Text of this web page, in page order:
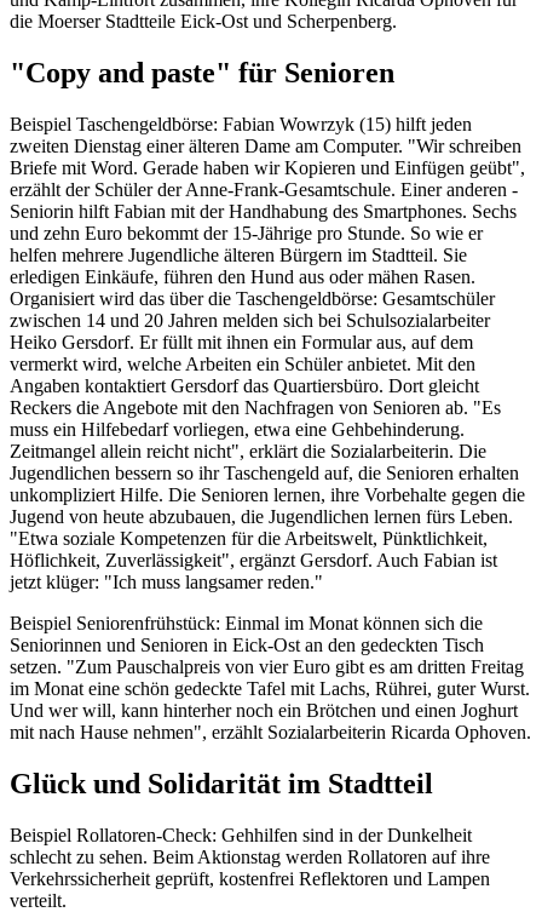
die Moerser Stadtteile Eick-Ost und Scherpenberg.
"Copy and paste" für Senioren
Beispiel Taschengeldbörse: Fabian Wowrzyk (15) hilft jeden
zweiten Dienstag einer älteren Dame am Computer. "Wir schreiben
Briefe mit Word. Gerade haben wir Kopieren und Einfügen geübt",
erzählt der Schüler der Anne-Frank-Gesamtschule. Einer anderen ­
Seniorin hilft Fabian mit der Handhabung des Smartphones. Sechs
und zehn Euro bekommt der 15-Jährige pro Stunde. So wie er
helfen mehrere Jugendliche älteren Bürgern im Stadtteil. Sie
erledigen Einkäufe, führen den Hund aus oder mähen Rasen.
Organisiert wird das über die Taschengeldbörse: Gesamtschüler
zwischen 14 und 20 Jahren melden sich bei Schulsozialarbeiter
Heiko Gersdorf. Er füllt mit ihnen ein Formular aus, auf dem
vermerkt wird, welche Arbeiten ein Schüler anbietet. Mit den
Angaben kontaktiert Gersdorf das Quartiersbüro. Dort gleicht
Reckers die Angebote mit den Nachfragen von Senioren ab. "Es
muss ein Hilfebedarf vorliegen, etwa eine Gehbehinderung.
Zeitmangel allein reicht nicht", erklärt die Sozialarbeiterin. Die
Jugendlichen bessern so ihr Taschengeld auf, die Senioren erhalten
unkompliziert Hilfe. Die Senioren lernen, ihre Vorbehalte gegen die
Jugend von heute abzubauen, die Jugendlichen lernen fürs Leben.
"Etwa soziale Kompetenzen für die Arbeitswelt, Pünktlichkeit,
Höflichkeit, Zuverlässigkeit", ergänzt Gersdorf. Auch Fabian ist
jetzt klüger: "Ich muss langsamer reden."
Beispiel Seniorenfrühstück: Einmal im Monat können sich die
Seniorinnen und Senioren in Eick-Ost an den gedeckten Tisch
setzen. "Zum Pauschalpreis von vier Euro gibt es am dritten Freitag
im Monat eine schön gedeckte Tafel mit Lachs, Rührei, guter Wurst.
Und wer will, kann hinterher noch ein Brötchen und einen Joghurt
mit nach Hause nehmen", erzählt Sozialarbeiterin Ricarda Ophoven.
Glück und Solidarität im Stadtteil
Beispiel Rollatoren-Check: Gehhilfen sind in der Dunkelheit
schlecht zu sehen. Beim Aktionstag werden Rollatoren auf ihre
Verkehrssicherheit geprüft, kostenfrei Reflektoren und Lampen
verteilt.